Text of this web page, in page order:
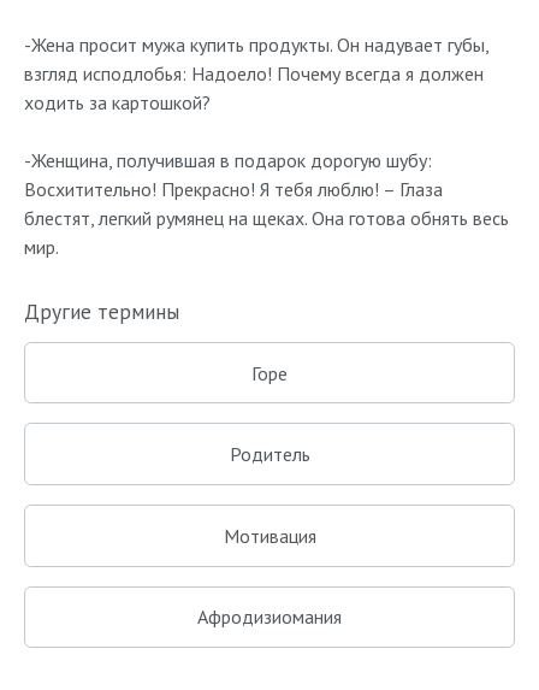
-Жена просит мужа купить продукты. Он надувает губы,
взгляд исподлобья: Надоело! Почему всегда я должен
ходить за картошкой?
-Женщина, получившая в подарок дорогую шубу:
Восхитительно! Прекрасно! Я тебя люблю! – Глаза
блестят, легкий румянец на щеках. Она готова обнять весь
мир.
Другие термины
Горе
Родитель
Мотивация
Афродизиомания